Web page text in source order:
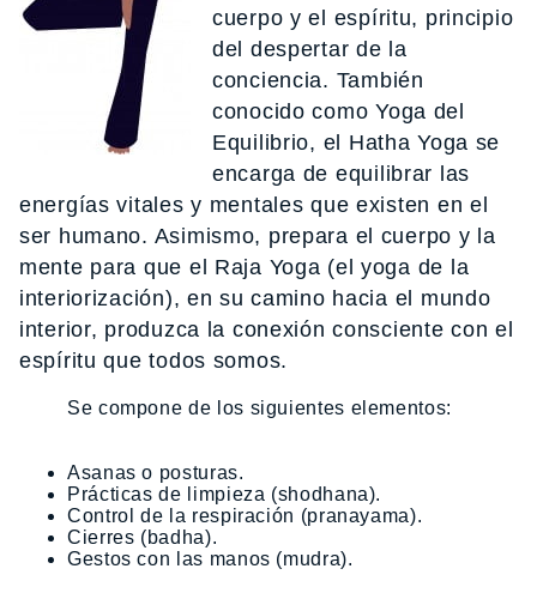
cuerpo y el espíritu, principio
del despertar de la
conciencia. También
conocido como Yoga del
Equilibrio, el Hatha Yoga se
encarga de equilibrar las
energías vitales y mentales que existen en el
ser humano. Asimismo, prepara el cuerpo y la
mente para que el Raja Yoga (el yoga de la
interiorización), en su camino hacia el mundo
interior, produzca la conexión consciente con el
espíritu que todos somos.
Se compone de los siguientes elementos:
Asanas o posturas.
Prácticas de limpieza (shodhana).
Control de la respiración (pranayama).
Cierres (badha).
Gestos con las manos (mudra).